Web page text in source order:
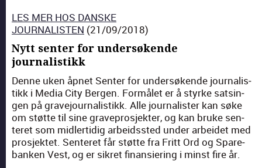
LES MER HOS DANSKE
JOURNALISTEN (21/09/2018)
Nytt senter for undersøkende
journalistikk
Denne uken åpnet Sen­ter for under­søk­ende jour­nal­is­
tikk i Media City Bergen. For­målet er å styrke satsin­
gen på grave­jour­nal­is­tikk. Alle jour­nal­is­ter kan søke
om støtte til sine grave­pros­jek­ter, og kan bruke sen­
teret som midler­tidig arbei­dsst­ed under arbei­det med
pros­jek­tet. Sen­teret får støtte fra Fritt Ord og Spare­
banken Vest, og er sikret finan­sier­ing i minst fire år.